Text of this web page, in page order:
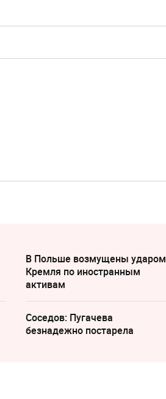
В Польше возмущены ударом
Кремля по иностранным
активам
Соседов: Пугачева
безнадежно постарела